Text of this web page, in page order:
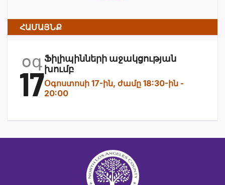
ՀԱՄԱՅՆՔ
օգ
17
Ֆիլիպինների աջակցության
խումբ
Օգոստոսի 17-ին, ժամը 18:30-ին -
20:00